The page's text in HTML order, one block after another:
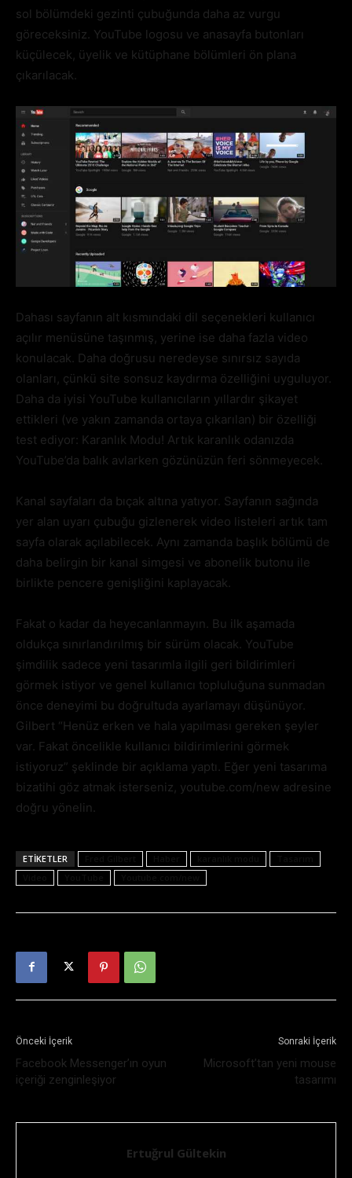
sol bölümdeki gezinti çubuğunda daha az vurgu
göreceksiniz. YouTube logosu ve anasayfa butonları
küçülecek, üyelik ve kütüphane bölümleri ön plana
çıkarılacak.
Dahası sayfanın alt kısmındaki dil seçenekleri kullanıcı
açılır menüsüne taşınmış, yerine ise daha fazla video
konulacak. Daha doğrusu neredeyse sınırsız sayıda
olanları, çünkü site sonsuz kaydırma özelliğini uyguluyor.
Daha da iyisi YouTube kullanıcıların yıllardır şikayet
ettikleri (ve yakın zamanda ortaya çıkarılan) bir özelliği
test ediyor: Karanlık Modu! Artık karanlık odanızda
YouTube’da balık avlarken gözünüzün feri sönmeyecek.
Kanal sayfaları da bıçak altına yatıyor. Sayfanın sağında
yer alan uyarı çubuğu gizlenerek video listeleri artık tam
sayfa olarak açılabilecek. Aynı zamanda başlık bölümü de
daha belirgin bir kanal simgesi ve abonelik butonu ile
birlikte pencere genişliğini kaplayacak.
Fakat o kadar da heyecanlanmayın. Bu ilk aşamada
oldukça sınırlandırılmış bir sürüm olacak. YouTube
şimdilik sadece yeni tasarımla ilgili geri bildirimleri
görmek istiyor ve genel kullanıcı topluluğuna sunmadan
önce deneyimi bu doğrultuda ayarlamayı düşünüyor.
Gilbert “Henüz erken ve hala yapılması gereken şeyler
var. Fakat öncelikle kullanıcı bildirimlerini görmek
istiyoruz” şeklinde bir açıklama yaptı. Eğer yeni tasarıma
bizatihi göz atmak isterseniz, youtube.com/new adresine
doğru yönelin.
ETIKETLER
Önceki İçerik
Facebook Messenger’ın oyun
içeriği zenginleşiyor
Sonraki İçerik
Microsoft’tan yeni mouse
tasarımı
Ertuğrul Gültekin